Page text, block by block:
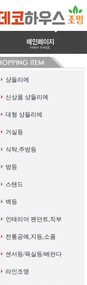
샹들리에
신상품 샹들리에
대형 샹들리에
거실등
식탁,주방등
방등
스탠드
벽등
인테리어 펜던트,직부
전통공예,지등,소품
센서등/욕실등/베란다
라인조명